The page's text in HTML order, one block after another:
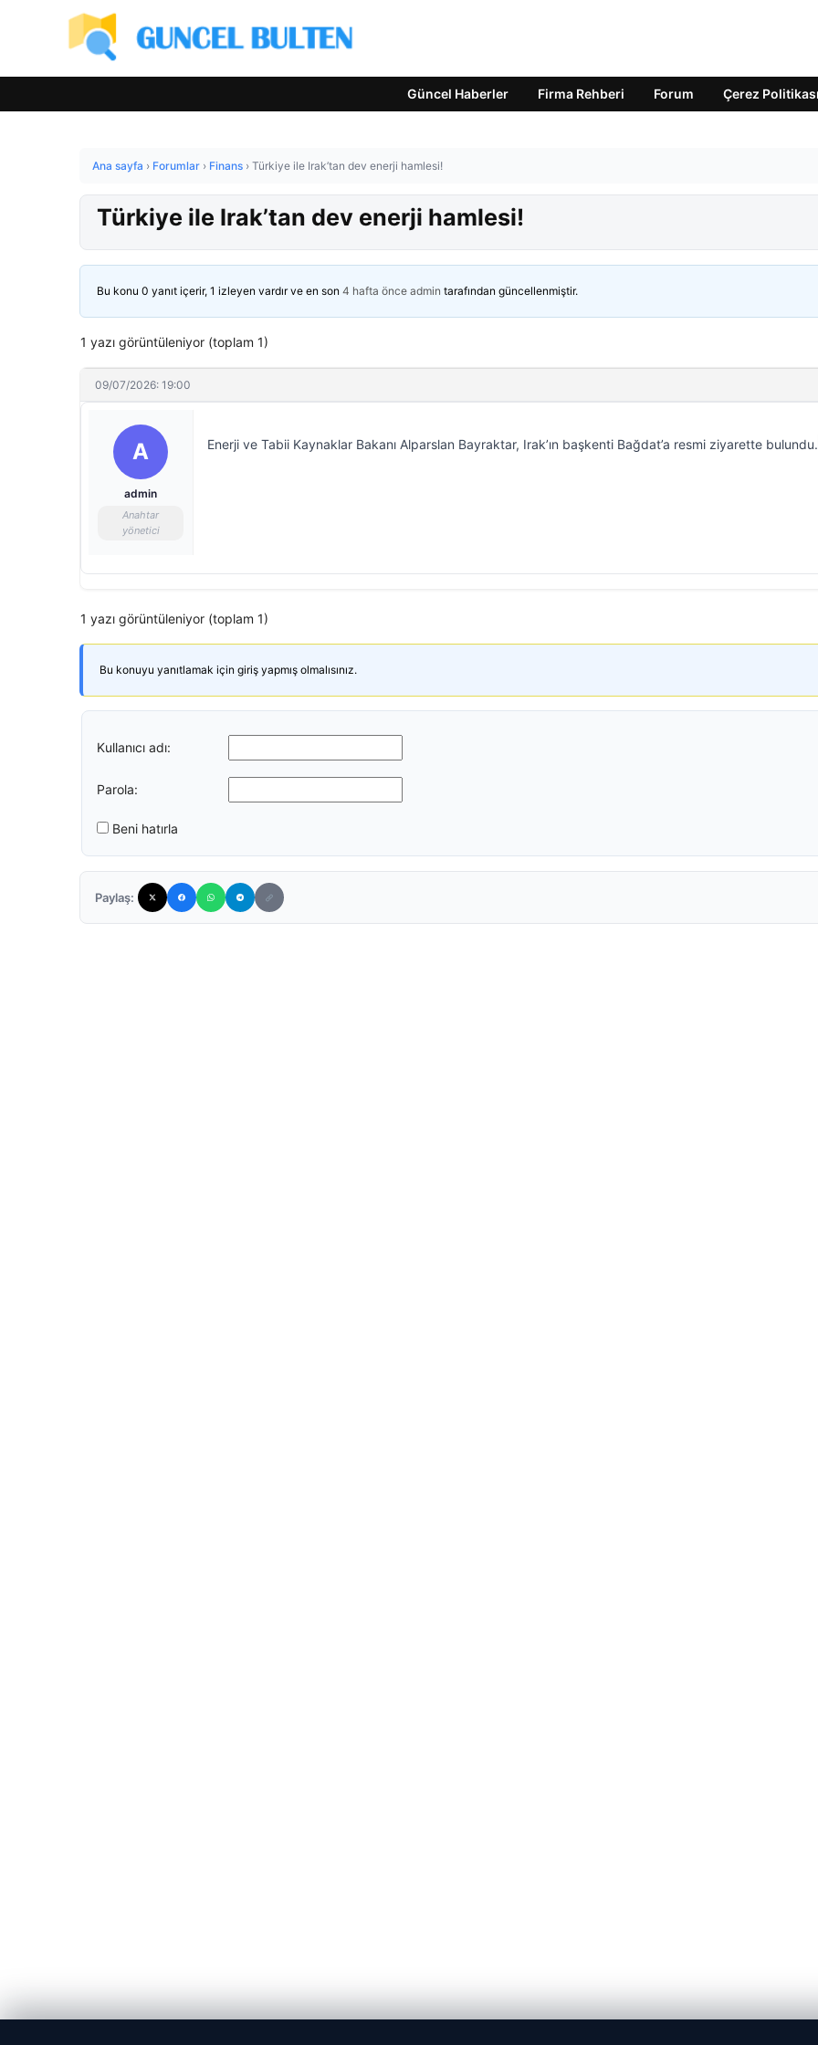
Güncel Haberler Firma Rehberi Forum Çerez Politikası
Ana sayfa › Forumlar › Finans › Türkiye ile Irak’tan dev enerji hamlesi!
Türkiye ile Irak’tan dev enerji hamlesi!
Bu konu 0 yanıt içerir, 1 izleyen vardır ve en son 4 hafta önce admin tarafından güncellenmiştir.
1 yazı görüntüleniyor (toplam 1)
09/07/2026: 19:00
A
admin
Anahtar
yönetici
Enerji ve Tabii Kaynaklar Bakanı Alparslan Bayraktar, Irak’ın başkenti Bağdat’a resmi ziyarette bulundu.
1 yazı görüntüleniyor (toplam 1)
Bu konuyu yanıtlamak için giriş yapmış olmalısınız.
Kullanıcı adı:
Parola:
Beni hatırla
Paylaş: